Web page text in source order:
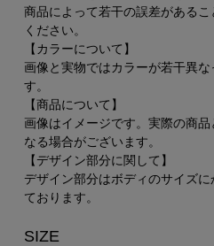
商品によって若干の誤差がある
ください。
【カラーについて】
画像と実物ではカラーが若干異
す。
【商品について】
画像はイメージです。実際の商
なる場合がございます。
【デザイン部分に関して】
デザイン部分はボディのサイズ
ております。
SIZE